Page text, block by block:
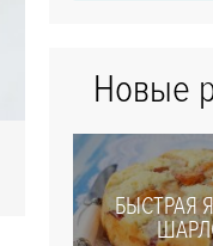
Новые
БЫСТРАЯ